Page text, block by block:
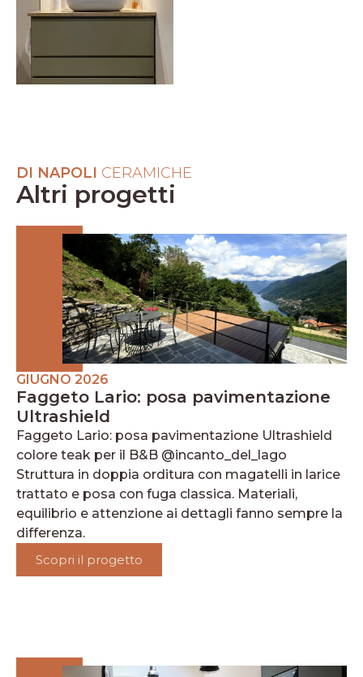
DI NAPOLI CERAMICHE
Altri progetti
GIUGNO 2026
Faggeto Lario: posa pavimentazione
Ultrashield
Faggeto Lario: posa pavimentazione Ultrashield
colore teak per il B&B @incanto_del_lago
Struttura in doppia orditura con magatelli in larice
trattato e posa con fuga classica. Materiali,
equilibrio e attenzione ai dettagli fanno sempre la
differenza.
Scopri il progetto